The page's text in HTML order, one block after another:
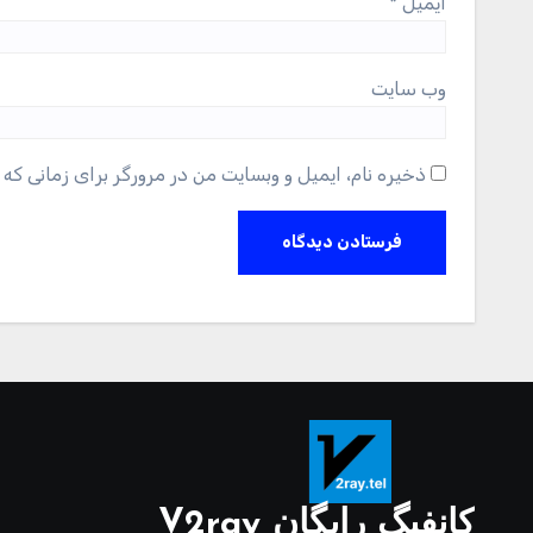
وب‌ سایت
ذخیره نام، ایمیل و وبسایت من در مرورگر برای زمانی
کانفیگ رایگان V2ray